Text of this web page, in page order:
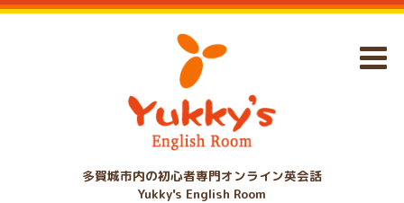
多賀城市内の初心者専門オンライン英会話
Yukky's English Room